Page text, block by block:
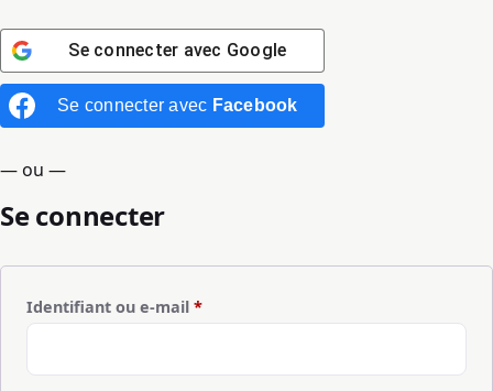
Se connecter avec Google
Se connecter avec Facebook
— ou —
Se connecter
Identifiant ou e-mail *Obligatoire